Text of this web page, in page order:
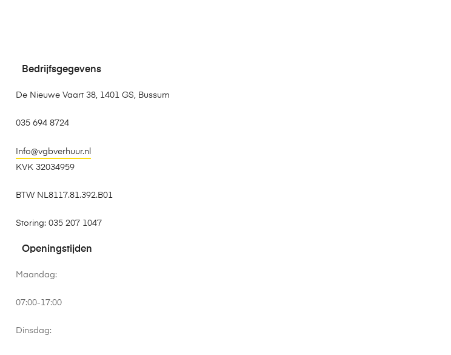
Bedrijfsgegevens
De Nieuwe Vaart 38, 1401 GS, Bussum
035 694 8724
Info@vgbverhuur.nl
KVK 32034959
BTW NL8117.81.392.B01
Storing: 035 207 1047
Openingstijden
Maandag:
07:00-17:00
Dinsdag: